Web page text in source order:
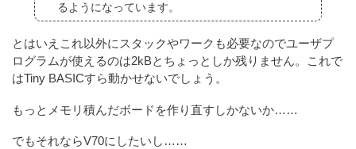
るようになっています。
とはいえこれ以外にスタックやワークも必要なのでユーザプ
ログラムが使えるのは2kBとちょっとしか残りません。これで
はTiny BASICすら動かせないでしょう。
もっとメモリ積んだボードを作り直すしかないか……
でもそれならV70にしたいし……